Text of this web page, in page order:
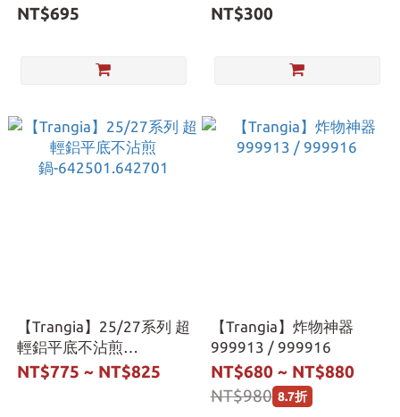
NT$695
黑-506000.506100
NT$300
【Trangia】25/27系列 超
輕鋁平底不沾煎
鍋-642501.642701
NT$775 ~ NT$825
【Trangia】炸物神器
999913 / 999916
NT$680 ~ NT$880
NT$980 8.7折